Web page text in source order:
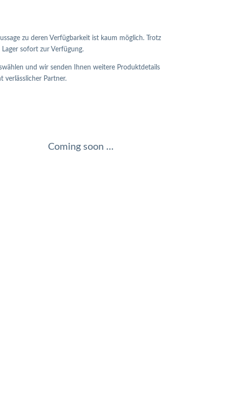
zu deren Verfügbarkeit ist kaum möglich. Trotz
sofort zur Verfügung.
und wir senden Ihnen weitere Produktdetails
verlässlicher Partner.
Coming soon …